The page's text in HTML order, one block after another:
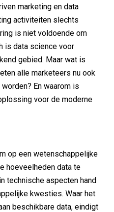
marketing en data
activiteiten slechts
is niet voldoende om
is data science voor
gebied. Maar wat is
alle marketeers nu ook
En waarom is
voor de moderne
op een wetenschappelijke
hoeveelheden data te
technische aspecten hand
kwesties. Waar het
beschikbare data, eindigt